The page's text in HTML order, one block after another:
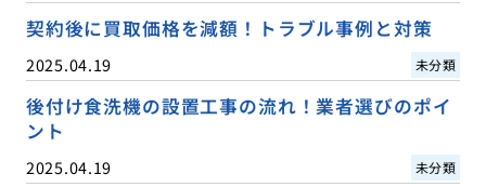
契約後に買取価格を減額！トラブル事例と対策
2025.04.19 未分類
後付け食洗機の設置工事の流れ！業者選びのポイ
ント
2025.04.19 未分類